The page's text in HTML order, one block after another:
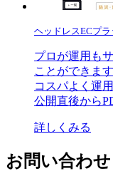
ヘッドレスECプ
プロが運用も
ことができま
コスパよく運
公開直後から
詳しくみる
お問い合わせ